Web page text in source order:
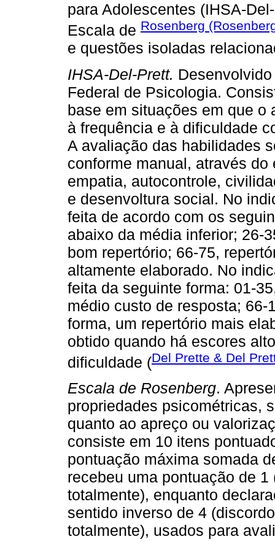
para Adolescentes (IHSA-
Escala de Rosenberg
e questões isoladas
IHSA-Del-Prett.
Federal de Psicologia.
base em situações em que o
à frequência e à dificuldade
A avaliação das habilidades
conforme manual, através
empatia, autocontrole,
e desenvoltura social. No
feita de acordo com os
abaixo da média inferior; 26-
bom repertório; 66-75,
altamente elaborado. No
feita da seguinte forma: 01-
médio custo de resposta;
forma, um repertório mais
obtido quando há escores
dificuldade (Del Prette & Del
Escala de Rosenberg.
propriedades psicométricas,
quanto ao apreço ou
consiste em 10 itens
pontuação máxima somada
recebeu uma pontuação de
totalmente), enquanto
sentido inverso de 4
totalmente), usados para